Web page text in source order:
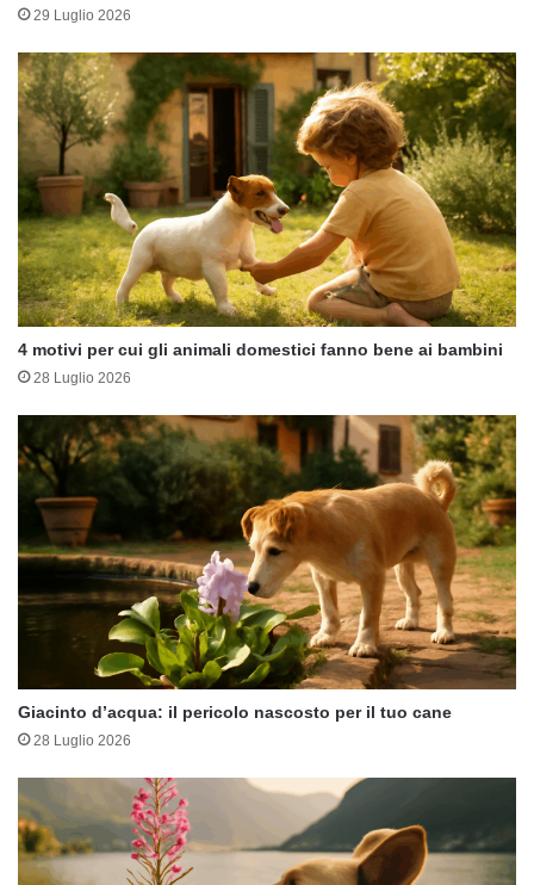
29 Luglio 2026
4 motivi per cui gli animali domestici fanno bene ai bambini
28 Luglio 2026
Giacinto d’acqua: il pericolo nascosto per il tuo cane
28 Luglio 2026